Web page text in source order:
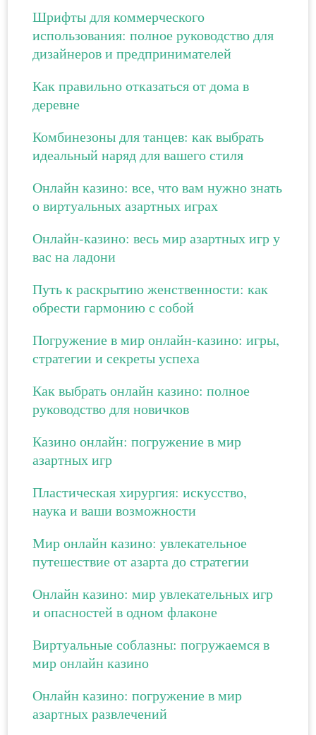
Шрифты для коммерческого
использования: полное руководство для
дизайнеров и предпринимателей
Как правильно отказаться от дома в
деревне
Комбинезоны для танцев: как выбрать
идеальный наряд для вашего стиля
Онлайн казино: все, что вам нужно знать
о виртуальных азартных играх
Онлайн-казино: весь мир азартных игр у
вас на ладони
Путь к раскрытию женственности: как
обрести гармонию с собой
Погружение в мир онлайн-казино: игры,
стратегии и секреты успеха
Как выбрать онлайн казино: полное
руководство для новичков
Казино онлайн: погружение в мир
азартных игр
Пластическая хирургия: искусство,
наука и ваши возможности
Мир онлайн казино: увлекательное
путешествие от азарта до стратегии
Онлайн казино: мир увлекательных игр
и опасностей в одном флаконе
Виртуальные соблазны: погружаемся в
мир онлайн казино
Онлайн казино: погружение в мир
азартных развлечений